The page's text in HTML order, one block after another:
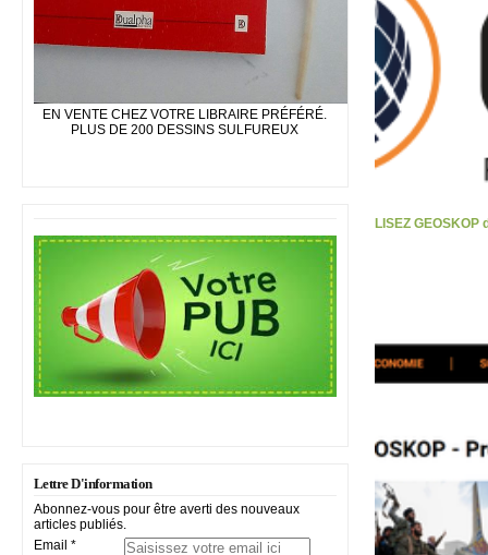
EN VENTE CHEZ VOTRE LIBRAIRE PRÉFÉRÉ.
PLUS DE 200 DESSINS SULFUREUX
Lettre D'information
Abonnez-vous pour être averti des nouveaux
articles publiés.
Email
LISEZ GEOSKOP